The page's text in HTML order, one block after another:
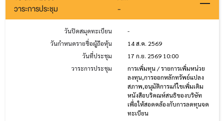
วาระการประชุม
-
วันปิดสมุดทะเบียน
-
วันกำหนดรายชื่อผู้ถือหุ้น
14 ส.ค. 2569
วันที่ประชุม
17 ก.ย. 2569 10:00
วาระการประชุม
การเพิ่มทุน / รายการเพิ่มหน่วย
ลงทุน,การออกหลักทรัพย์แปลง
สภาพ,อนุมัติการแก้ไขเพิ่มเติม
หนังสือบริคณห์สนธิของบริษัท
เพื่อให้สอดคล้องกับการลดทุนจด
ทะเบียน